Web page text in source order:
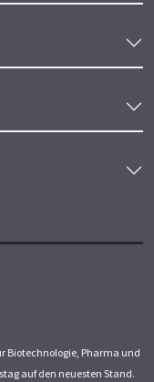
Biotechnologie, Pharma und
auf den neuesten Stand.